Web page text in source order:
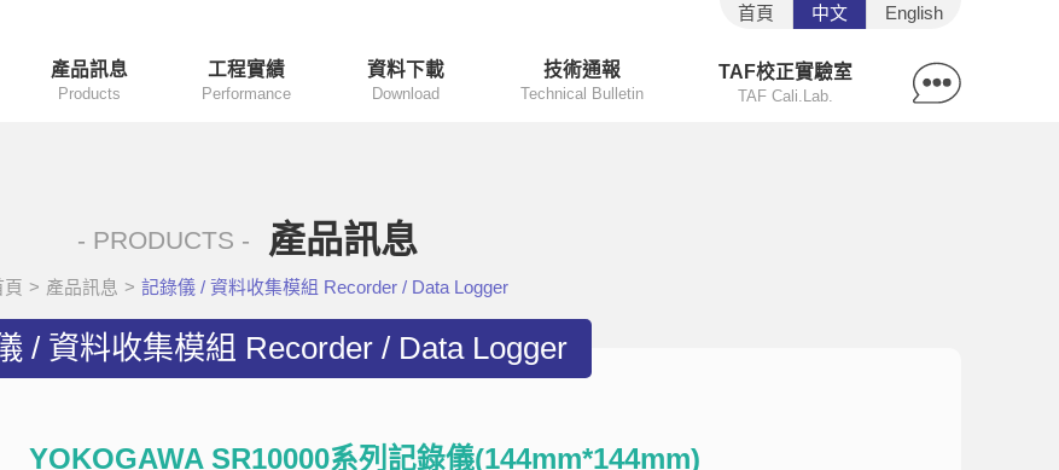
首頁 中文 English
產品訊息
Products
工程實績
Performance
資料下載
Download
技術通報
Technical Bulletin
TAF校正實驗室
TAF Cali.Lab.
- PRODUCTS - 產品訊息
頁 > 產品訊息 > 記錄儀 / 資料收集模組 Recorder / Data Logger
/ 資料收集模組 Recorder / Data Logger
YOKOGAWA SR10000系列記錄儀(144mm*144mm)